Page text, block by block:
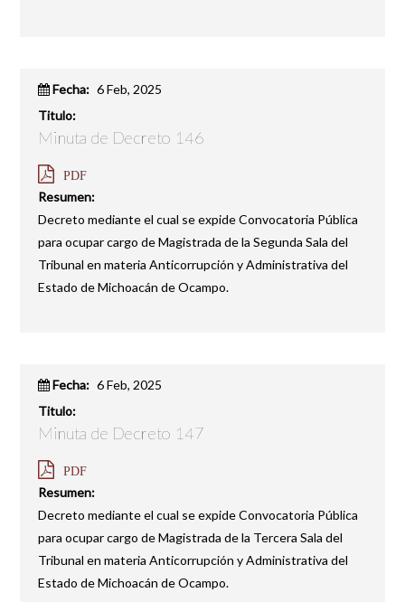
Fecha: 6 Feb, 2025
Titulo:
Minuta de Decreto 146
PDF
Resumen:
Decreto mediante el cual se expide Convocatoria Pública
para ocupar cargo de Magistrada de la Segunda Sala del
Tribunal en materia Anticorrupción y Administrativa del
Estado de Michoacán de Ocampo.
Fecha: 6 Feb, 2025
Titulo:
Minuta de Decreto 147
PDF
Resumen:
Decreto mediante el cual se expide Convocatoria Pública
para ocupar cargo de Magistrada de la Tercera Sala del
Tribunal en materia Anticorrupción y Administrativa del
Estado de Michoacán de Ocampo.